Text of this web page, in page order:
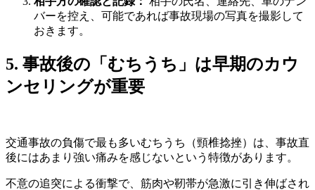
バーを控え、可能であれば事故現場の写真を撮影して
おきます。
5. 事故後の「むちうち」は早期のカウ
ンセリングが重要
交通事故の負傷で最も多いむちうち（頸椎捻挫）は、事故直
後にはあまり強い痛みを感じないという特徴があります。
不意の追突による衝撃で、筋肉や靭帯が急激に引き伸ばされ